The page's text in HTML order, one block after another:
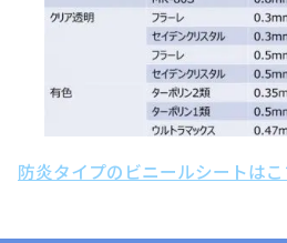
防炎タイプのビニールシートはこ